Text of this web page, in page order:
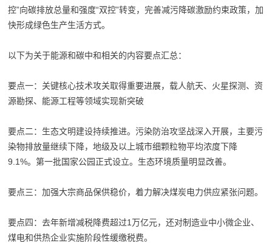
控”向碳排放总量和强度“双控”转变，完善减污降碳激励约束政策，加
快形成绿色生产生活方式。
以下为关于能源和碳中和相关的内容要点汇总：
要点一：关键核心技术攻关取得重要进展，载人航天、火星探测、资
源勘探、能源工程等领域实现新突破
要点二：生态文明建设持续推进。污染防治攻坚战深入开展，主要污
染物排放量继续下降，地级及以上城市细颗粒物平均浓度下降
9.1%。第一批国家公园正式设立。生态环境质量明显改善。
要点三：加强大宗商品保供稳价，着力解决煤炭电力供应紧张问题。
要点四：去年新增减税降费超过1万亿元，还对制造业中小微企业、
煤电和供热企业实施阶段性缓缴税费。